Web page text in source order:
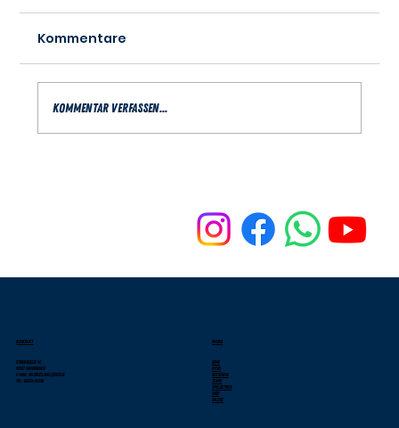
Landesliga-Damen: Klassenerhalt?
Kommentare
Kommentar verfassen...
KONTAKT
Stranggasse 42
69207 Sandhausen
E-Mail: wildbees.mail@web.de
Tel.: 06224-52286
MENU
Home
News
Der Verein
Teams
Spielbetrieb
Shop
Galerie